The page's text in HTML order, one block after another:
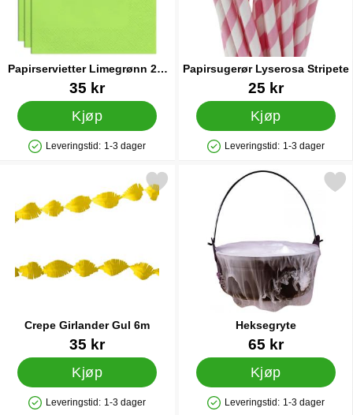
Papirservietter Limegrønn 20-
pakning
Varenummer 91764
35 kr
Kjøp
Produkttilgjengelighet: På lager
Leveringstid: 1-3 dager
Papirsugerør Lyserosa Stripete
Varenummer 6160
25 kr
Kjøp
Produkttilgjengelighet: På lager
Leveringstid: 1-3 dager
Crepe Girlander Gul 6m
Varenummer 34820
35 kr
Kjøp
Produkttilgjengelighet: På lager
Leveringstid: 1-3 dager
Merk crepe Girlander Gul 6m som favoritt
Heksegryte
Varenummer 5118
65 kr
Kjøp
Produkttilgjengelighet: På lager
Leveringstid: 1-3 dager
Merk heksegryte